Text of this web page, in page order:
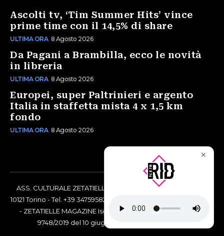
Ascolti tv, ‘Tim Summer Hits’ vince
prime time con il 14,5% di share
ULTIMA ORA 8 Agosto 2026
Da Pagani a Brambilla, ecco le novità
in libreria
ULTIMA ORA 8 Agosto 2026
Europei, super Paltrinieri e argento
Italia in staffetta mista 4 x 1,5 km
fondo
ULTIMA ORA 8 Agosto 2026
ASS. CULTURALE ZETATIELLE OFF via Vittorio Amedeo II, 21 -
10121 Torino - Tel. +39 3475958238 - Codice Fiscale 97883690014
- ZETATIELLE MAGAZINE Iscrizione al Tribunale di Torino n°
9748/2019 del 10 giugno 2019 - RG n. 16073/2019
✕